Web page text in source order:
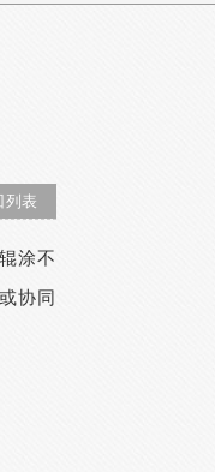
列表
涂不
协同